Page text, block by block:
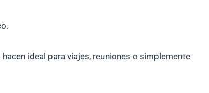
ideal para viajes, reuniones o simplemente